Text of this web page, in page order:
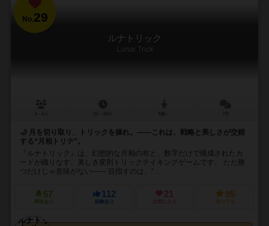
No.29
ルナトリック
Lunar Trick
🌙 月を切り取り、トリックを操れ。――これは、戦略と美しさが交錯
する“月相トリテ”。
『ルナトリック』は、幻想的な月相の布と、数字だけで構成されたカ
ードが織りなす、美しき変則トリックテイキングゲームです。 ただ勝
つだけじゃ意味がない―― 目指すのは、“...
57
興味あり
112
経験あり
21
お気に入り
95
持ってる